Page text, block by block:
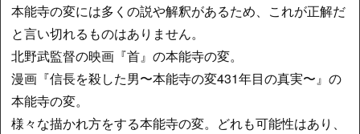
本能寺の変には多くの説や解釈があるため、これが正解だ
と言い切れるものはありません。
北野武監督の映画『首』の本能寺の変。
漫画『信長を殺した男〜本能寺の変431年目の真実〜』の
本能寺の変。
様々な描かれ方をする本能寺の変。どれも可能性はあり、